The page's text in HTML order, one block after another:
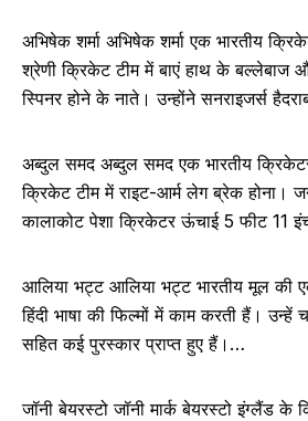
अभिषेक शर्मा अभिषेक शर्मा एक भारतीय
श्रेणी क्रिकेट टीम में बाएं हाथ के बल्लेबाज
स्पिनर होने के नाते। उन्होंने सनराइजर्स
अब्दुल समद अब्दुल समद एक भारतीय
क्रिकेट टीम में राइट-आर्म लेग ब्रेक होना।
कालाकोट पेशा क्रिकेटर ऊंचाई 5 फीट 11
आलिया भट्ट आलिया भट्ट भारतीय मूल की
हिंदी भाषा की फिल्मों में काम करती हैं। उन्हें
सहित कई पुरस्कार प्राप्त हुए हैं।…
जॉनी बेयरस्टो जॉनी मार्क बेयरस्टो इंग्लैंड